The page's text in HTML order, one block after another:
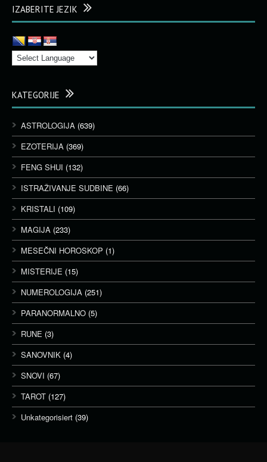
IZABERITE JEZIK
KATEGORIJE
ASTROLOGIJA (639)
EZOTERIJA (369)
FENG SHUI (132)
ISTRAŽIVANJE SUDBINE (66)
KRISTALI (109)
MAGIJA (233)
MESEČNI HOROSKOP (1)
MISTERIJE (15)
NUMEROLOGIJA (251)
PARANORMALNO (5)
RUNE (3)
SANOVNIK (4)
SNOVI (67)
TAROT (127)
Unkategorisiert (39)